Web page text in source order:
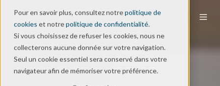
Pour en savoir plus, consultez notrepolitique de
cookies et notrepolitique de confidentialité.
Si vous choisissez de refuser les cookies, nous ne
collecterons aucune donnée sur votre navigation.
Seul un cookie essentiel sera conservé dans votre
navigateur afin de mémoriser votre préférence.
FR